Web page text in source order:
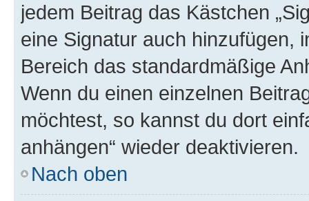
jedem Beitrag das Kästchen
eine Signatur auch hinzufügen,
Bereich das standardmäßige
Wenn du einen einzelnen
möchtest, so kannst du dort
anhängen“ wieder deaktivieren.
Nach oben